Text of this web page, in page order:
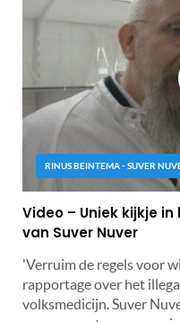
RINUS BEINTEMA - SUVER
Video – Uniek kijkje
van Suver Nuver
'Verruim de regels voor
rapportage over het
volksmedicijn. Suver